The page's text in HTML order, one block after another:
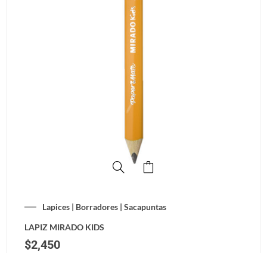
Lapices | Borradores | Sacapuntas
LAPIZ MIRADO KIDS
$2,450